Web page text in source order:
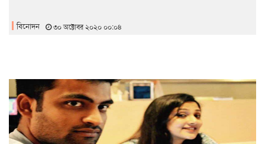
বিনোদন ৩০ অক্টোবর ২০২০ ০০:০৪